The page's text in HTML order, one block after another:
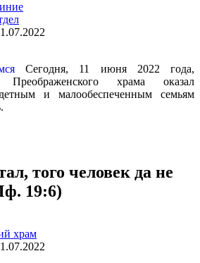
Сегодня, 11 июня 2022 года,
храма оказал
и малообеспеченным семьям
того человек да не
19:6)
храм